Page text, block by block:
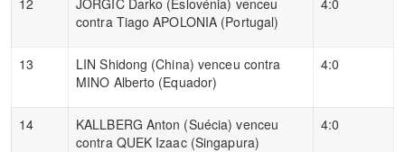
contra Tiago APOLONIA (Portugal)
13
LIN Shidong (China) venceu contra
MINO Alberto (Equador)
4:0
14
KALLBERG Anton (Suécia) venceu
contra QUEK Izaac (Singapura)
4:0